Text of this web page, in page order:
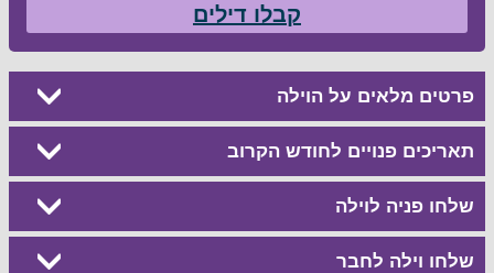
קבלו דילים
פרטים מלאים על הוילה
תאריכים פנויים לחודש הקרוב
שלחו פניה לוילה
שלחו וילה לחבר